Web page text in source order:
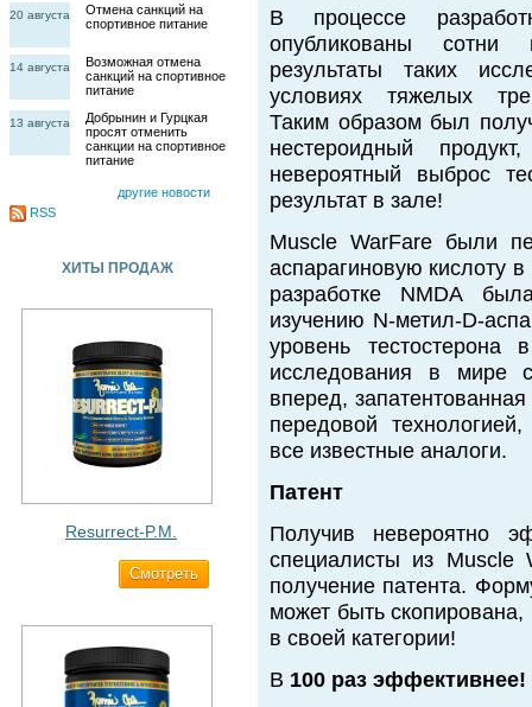
20 августа
Отмена санкций на
спортивное питание
14 августа
Возможная отмена
санкций на спортивное
питание
13 августа
Добрынин и Гурцкая
просят отменить
санкции на спортивное
питание
другие новости
RSS
ХИТЫ ПРОДАЖ
Resurrect-P.M.
Cмотреть
В процессе
опубликованы сотни
результаты таких
условиях тяжелых
Таким образом был
нестероидный
невероятный выброс
результат в зале!
Muscle WarFare были
аспарагиновую кислоту
разработке NMDA
изучению N-метил-D-
уровень
исследования в мире
вперед,
передовой
все известные аналоги.
Патент
Получив невероятно
специалисты из Muscle
получение патента.
может быть скопирована,
в своей категории!
В 100 раз эффективнее!